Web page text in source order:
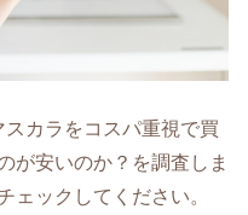
カラをコスパ重視で買
が安いのか？を調査しま
ェックしてください。